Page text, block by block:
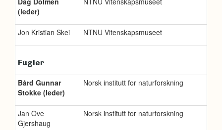
(leder)
Jon Kristian Skei NTNU Vitenskapsmuseet
Fugler
Bård Gunnar
Stokke (leder)
Norsk institutt for naturforskning
Jan Ove
Gjershaug
Norsk institutt for naturforskning